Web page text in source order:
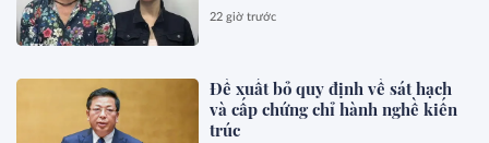
22 giờ trước
Đề xuất bỏ quy định về sát hạch
và cấp chứng chỉ hành nghề kiến
trúc